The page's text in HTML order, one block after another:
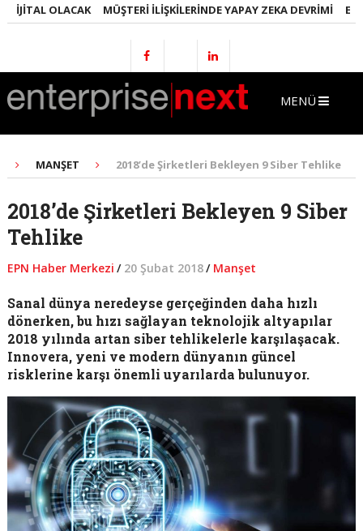
OLACAK MÜŞTERI İLIŞKILERINDE YAPAY ZEKA DEVRIMI
MENÜ
MANŞET 2018’de Şirketleri Bekleyen 9 Siber Tehlike
2018’de Şirketleri Bekleyen 9 Siber
Tehlike
EPN Haber Merkezi / 20 Şubat 2018/ Manşet
Sanal dünya neredeyse gerçeğinden daha hızlı
dönerken, bu hızı sağlayan teknolojik altyapılar
2018 yılında artan siber tehlikelerle karşılaşacak.
Innovera, yeni ve modern dünyanın güncel
risklerine karşı önemli uyarılarda bulunuyor.